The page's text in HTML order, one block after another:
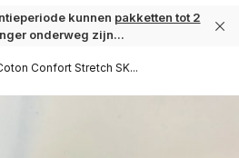
kunnen pakketten tot 2
onderweg zijn...
Confort Stretch SK...